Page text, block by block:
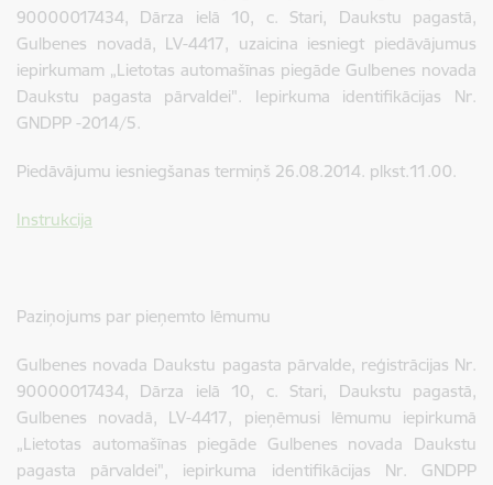
90000017434, Dārza ielā 10, c. Stari, Daukstu pagastā,
Gulbenes novadā, LV-4417, uzaicina iesniegt piedāvājumus
iepirkumam „Lietotas automašīnas piegāde Gulbenes novada
Daukstu pagasta pārvaldei". Iepirkuma identifikācijas Nr.
GNDPP -2014/5.
Piedāvājumu iesniegšanas termiņš 26.08.2014. plkst.11.00.
Instrukcija
Paziņojums par pieņemto lēmumu
Gulbenes novada Daukstu pagasta pārvalde, reģistrācijas Nr.
90000017434, Dārza ielā 10, c. Stari, Daukstu pagastā,
Gulbenes novadā, LV-4417, pieņēmusi lēmumu iepirkumā
„Lietotas automašīnas piegāde Gulbenes novada Daukstu
pagasta pārvaldei", iepirkuma identifikācijas Nr. GNDPP